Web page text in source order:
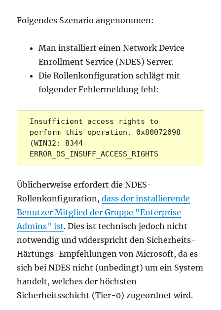
Folgendes Szenario angenommen:
Man installiert einen Network Device
Enrollment Service (NDES) Server.
Die Rollenkonfiguration schlägt mit
folgender Fehlermeldung fehl:
Insufficient access rights to
perform this operation. 0x80072098
(WIN32: 8344
ERROR_DS_INSUFF_ACCESS_RIGHTS
Üblicherweise erfordert die NDES-
Rollenkonfiguration,dass der installierende
Benutzer Mitglied der Gruppe "Enterprise
Admins" ist. Dies ist technisch jedoch nicht
notwendig und widerspricht den Sicherheits-
Härtungs-Empfehlungen von Microsoft, da es
sich bei NDES nicht (unbedingt) um ein System
handelt, welches der höchsten
Sicherheitsschicht (Tier-0) zugeordnet wird.